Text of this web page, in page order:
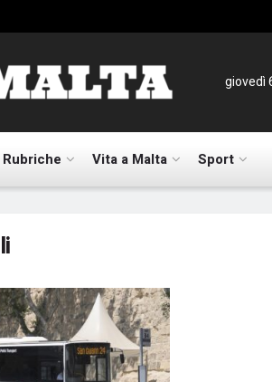
giovedì
Rubriche Vita a Malta Sport